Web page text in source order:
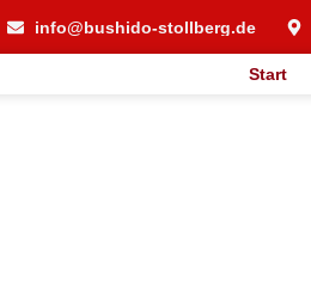
info@bushido-stollberg.de
Start